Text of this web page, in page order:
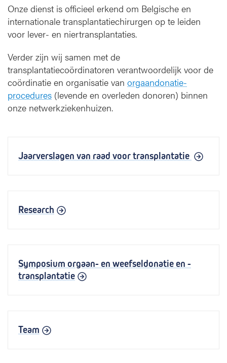
Onze dienst is officieel erkend om Belgische en
internationale transplantatiechirurgen op te leiden
voor lever- en niertransplantaties.
Verder zijn wij samen met de
transplantatiecoördinatoren verantwoordelijk voor de
coördinatie en organisatie van orgaandonatie-
procedures (levende en overleden donoren) binnen
onze netwerkziekenhuizen.
Jaarverslagen van raad voor transplantatie
Research
Symposium orgaan- en weefseldonatie en -
transplantatie
Team